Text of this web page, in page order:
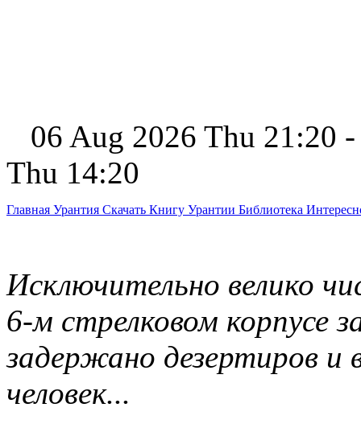
06 Aug 2026 Thu 21:20
Thu 14:20
Главная Урантия Скачать Книгу Урантии Библиотека
Исключительно велико
6-м стрелковом корпусе
задержано дезертиров
человек...